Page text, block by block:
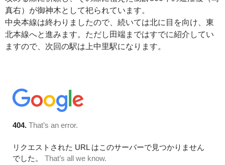
真右）が御神木として祀られています。
中央本線は終わりましたので、続いては北に目を向け、東
北本線へと進みます。ただし田端まではすでに紹介してい
ますので、次回の駅は上中里駅になります。